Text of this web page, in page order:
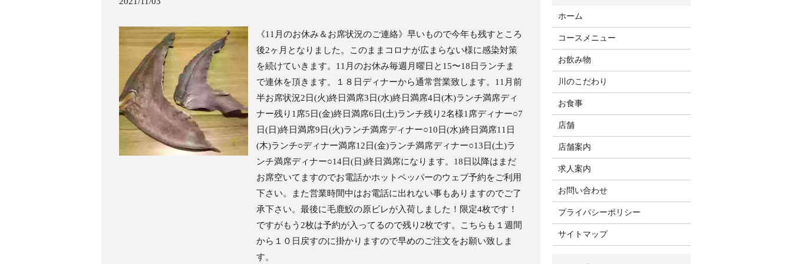
《11月のお休み＆お席状況のご連絡》早いもので今年も残すところ
後2ヶ月となりました。このままコロナが広まらない様に感染対策
を続けていきます。11月のお休み毎週月曜日と15〜18日ランチま
で連休を頂きます。１８日ディナーから通常営業致します。11月前
半お席状況2日(火)終日満席3日(水)終日満席4日(木)ランチ満席ディ
ナー残り1席5日(金)終日満席6日(土)ランチ残り2名様1席ディナー○7
日(日)終日満席9日(火)ランチ満席ディナー○10日(水)終日満席11日
(木)ランチ○ディナー満席12日(金)ランチ満席ディナー○13日(土)ラ
ンチ満席ディナー○14日(日)終日満席になります。18日以降はまだ
お席空いてますのでお電話かホットペッパーのウェブ予約をご利用
下さい。また営業時間中はお電話に出れない事もありますのでご了
承下さい。最後に毛鹿鮫の原ビレが入荷しました！限定4枚です！
ですがもう2枚は予約が入ってるので残り2枚です。こちらも１週間
から１０日戻すのに掛かりますので早めのご注文をお願い致しま
す。
ホーム
コースメニュー
お飲み物
川のこだわり
お食事
店舗
店舗案内
求人案内
お問い合わせ
プライバシーポリシー
サイトマップ